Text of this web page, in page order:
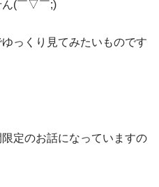
ん(￣▽￣;)
っくり見てみたいものです
定のお話になっていますの